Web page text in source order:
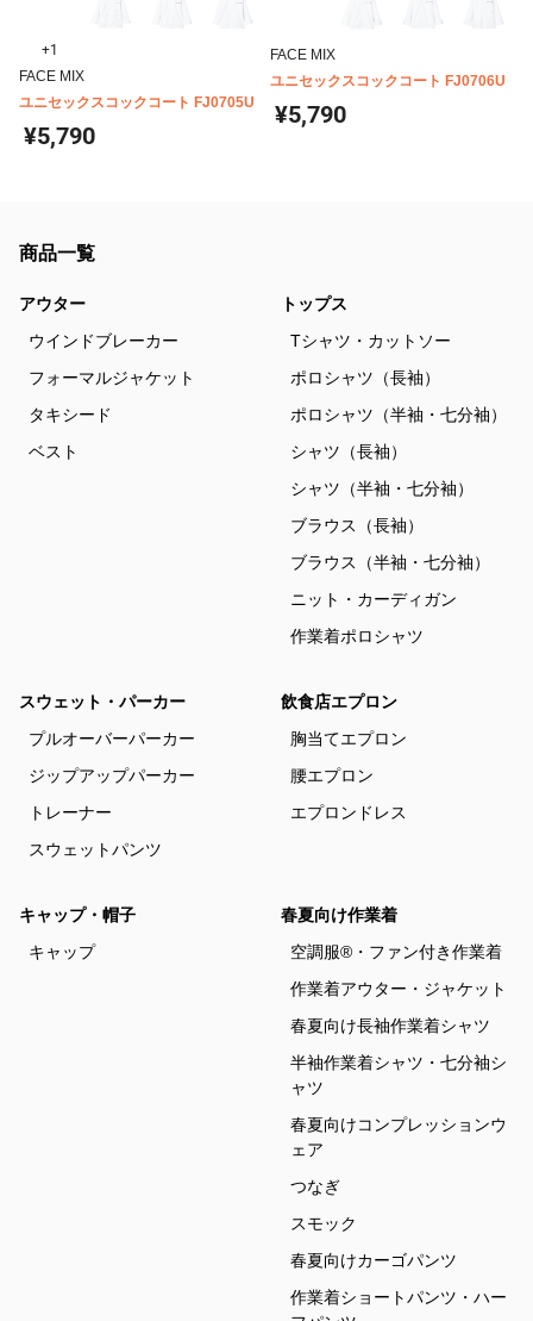
+1
FACE MIX
ユニセックスコックコート FJ0705U
¥5,790
FACE MIX
ユニセックスコックコート FJ0706U
¥5,790
商品一覧
アウター
ウインドブレーカー
フォーマルジャケット
タキシード
ベスト
トップス
Tシャツ・カットソー
ポロシャツ（長袖）
ポロシャツ（半袖・七分袖）
シャツ（長袖）
シャツ（半袖・七分袖）
ブラウス（長袖）
ブラウス（半袖・七分袖）
ニット・カーディガン
作業着ポロシャツ
スウェット・パーカー
プルオーバーパーカー
ジップアップパーカー
トレーナー
スウェットパンツ
飲食店エプロン
胸当てエプロン
腰エプロン
エプロンドレス
キャップ・帽子
キャップ
春夏向け作業着
空調服®・ファン付き作業着
作業着アウター・ジャケット
春夏向け長袖作業着シャツ
半袖作業着シャツ・七分袖シ
ャツ
春夏向けコンプレッションウ
ェア
つなぎ
スモック
春夏向けカーゴパンツ
作業着ショートパンツ・ハー